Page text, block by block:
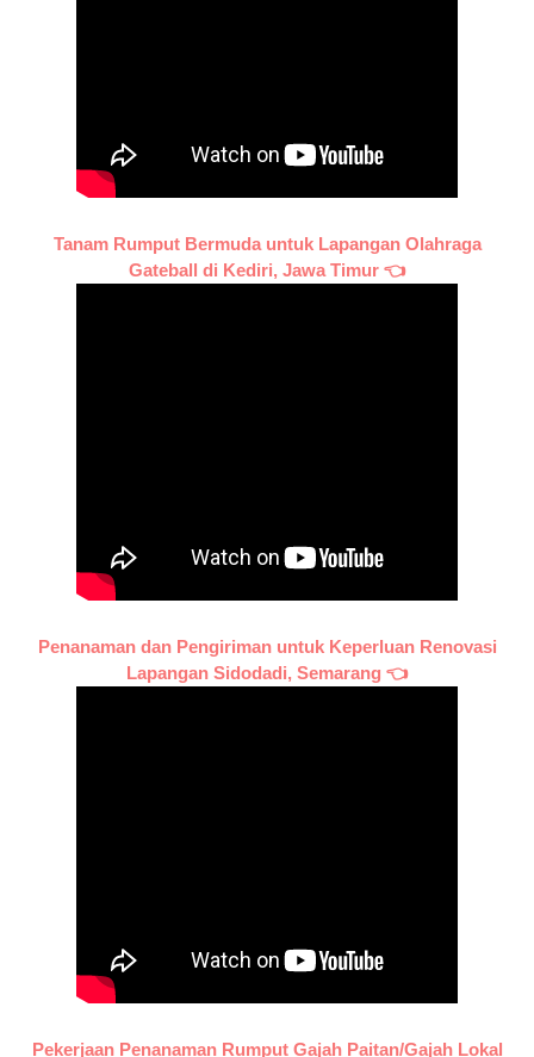
Tanam Rumput Bermuda untuk Lapangan Olahraga
Gateball di Kediri, Jawa Timur 👈
Penanaman dan Pengiriman untuk Keperluan Renovasi
Lapangan Sidodadi, Semarang 👈
Pekerjaan Penanaman Rumput Gajah Paitan/Gajah Lokal